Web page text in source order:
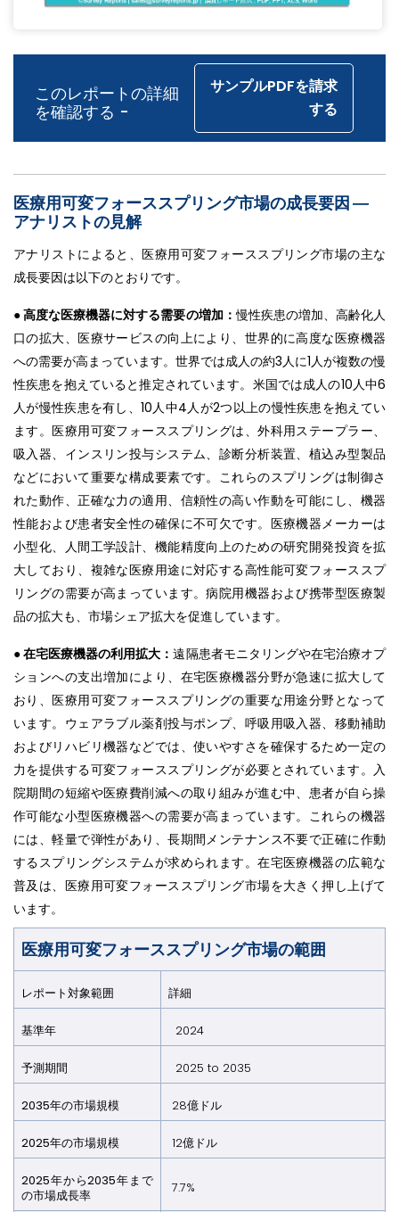
このレポートの詳細
を確認する -
サンプルPDFを請求
する
医療用可変フォーススプリング市場の成長要因 ―
アナリストの見解
アナリストによると、医療用可変フォーススプリング市場の主な
成長要因は以下のとおりです。
● 高度な医療機器に対する需要の増加：慢性疾患の増加、高齢化人
口の拡大、医療サービスの向上により、世界的に高度な医療機器
への需要が高まっています。世界では成人の約3人に1人が複数の慢
性疾患を抱えていると推定されています。米国では成人の10人中6
人が慢性疾患を有し、10人中4人が2つ以上の慢性疾患を抱えてい
ます。医療用可変フォーススプリングは、外科用ステープラー、
吸入器、インスリン投与システム、診断分析装置、植込み型製品
などにおいて重要な構成要素です。これらのスプリングは制御さ
れた動作、正確な力の適用、信頼性の高い作動を可能にし、機器
性能および患者安全性の確保に不可欠です。医療機器メーカーは
小型化、人間工学設計、機能精度向上のための研究開発投資を拡
大しており、複雑な医療用途に対応する高性能可変フォーススプ
リングの需要が高まっています。病院用機器および携帯型医療製
品の拡大も、市場シェア拡大を促進しています。
● 在宅医療機器の利用拡大：遠隔患者モニタリングや在宅治療オプ
ションへの支出増加により、在宅医療機器分野が急速に拡大して
おり、医療用可変フォーススプリングの重要な用途分野となって
います。ウェアラブル薬剤投与ポンプ、呼吸用吸入器、移動補助
およびリハビリ機器などでは、使いやすさを確保するため一定の
力を提供する可変フォーススプリングが必要とされています。入
院期間の短縮や医療費削減への取り組みが進む中、患者が自ら操
作可能な小型医療機器への需要が高まっています。これらの機器
には、軽量で弾性があり、長期間メンテナンス不要で正確に作動
するスプリングシステムが求められます。在宅医療機器の広範な
普及は、医療用可変フォーススプリング市場を大きく押し上げて
います。
医療用可変フォーススプリング市場の範囲
レポート対象範囲 詳細
基準年 2024
予測期間 2025 to 2035
2035年の市場規模 28億ドル
2025年の市場規模 12億ドル
2025年から2035年まで
の市場成長率
7.7%